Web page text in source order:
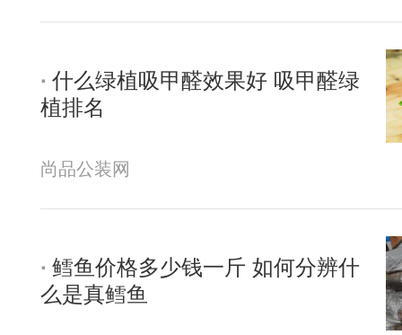
什么绿植吸甲醛效果好 吸甲醛绿
植排名
尚品公装网
鳕鱼价格多少钱一斤 如何分辨什
么是真鳕鱼